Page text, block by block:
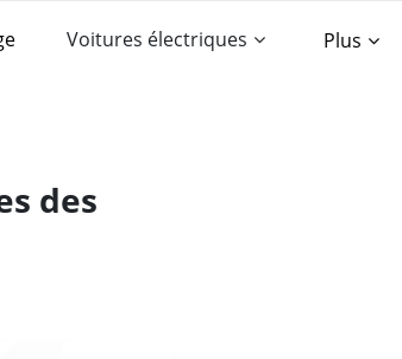
Voitures électriques Plus
des